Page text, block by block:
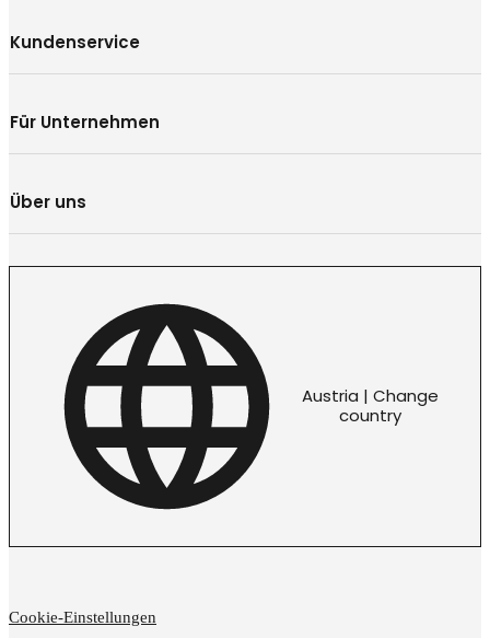
Kundenservice
Für Unternehmen
Über uns
Austria | Change
country
Cookie-Einstellungen